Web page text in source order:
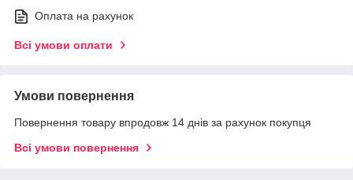
Оплата на рахунок
Всі умови оплати
Умови повернення
Повернення товару впродовж 14 днів за рахунок покупця
Всі умови повернення